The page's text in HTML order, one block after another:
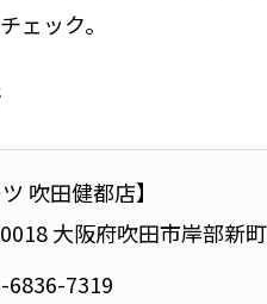
ェック。
吹田健都店】
大阪府吹田市岸部新
6836-7319